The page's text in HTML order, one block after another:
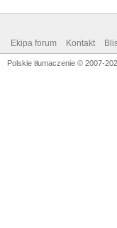
Ekipa forum Kontakt
Polskie tłumaczenie © 2007-